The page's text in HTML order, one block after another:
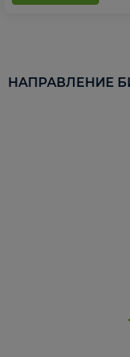
НАПРАВЛЕНИЕ